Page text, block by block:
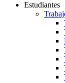
Estudiantes